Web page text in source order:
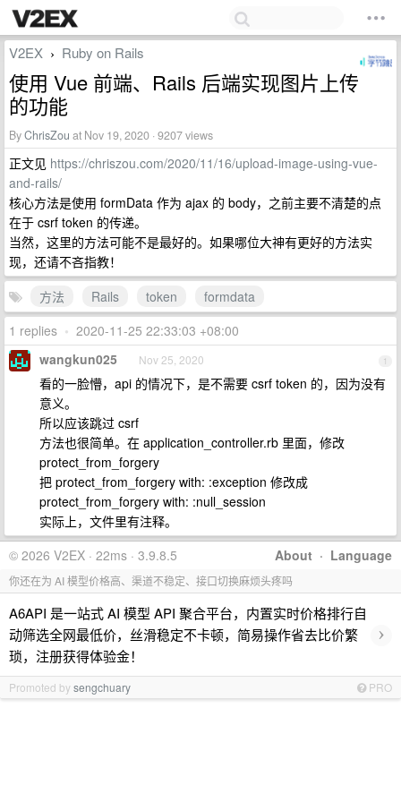
V2EX › Ruby on Rails
使用 Vue 前端、Rails 后端实现图片上传
的功能
ByChrisZou at Nov 19, 2020 · 9207 views
正文见 https://chriszou.com/2020/11/16/upload-image-using-vue-
and-rails/
核心方法是使用 formData 作为 ajax 的 body，之前主要不清楚的点
在于 csrf token 的传递。
当然，这里的方法可能不是最好的。如果哪位大神有更好的方法实
现，还请不吝指教！
方法
Rails token
formdata
1 replies • 2020-11-25 22:33:03 +08:00
1
wangkun025 Nov 25, 2020
看的一脸懵，api 的情况下，是不需要 csrf token 的，因为没有
意义。
所以应该跳过 csrf
方法也很简单。在 application_controller.rb 里面，修改
protect_from_forgery
把 protect_from_forgery with: :exception 修改成
protect_from_forgery with: :null_session
实际上，文件里有注释。
About · Language
© 2026 V2EX · 22ms · 3.9.8.5
你还在为 AI 模型价格高、渠道不稳定、接口切换麻烦头疼吗
A6API 是一站式 AI 模型 API 聚合平台，内置实时价格排行自
动筛选全网最低价，丝滑稳定不卡顿，简易操作省去比价繁
琐，注册获得体验金！
›
Promoted bysengchuary PRO